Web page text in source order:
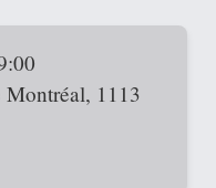
Montréal, 1113